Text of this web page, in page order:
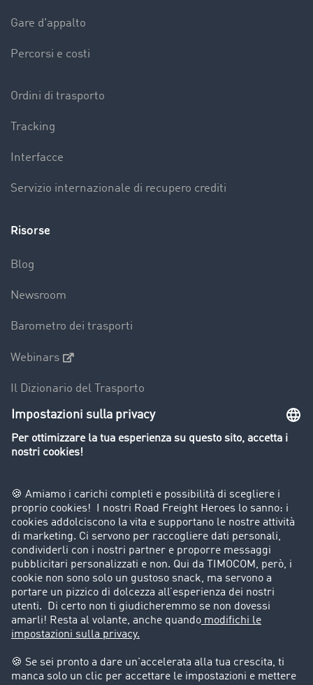
Gare d'appalto
Percorsi e costi
Ordini di trasporto
Tracking
Interfacce
Servizio internazionale di recupero crediti
Risorse
Blog
Newsroom
Barometro dei trasporti
Webinars
Il Dizionario del Trasporto
Panoramica della borsa di carichi
Divieti di circolazione per mezzi pesanti
Azienda
Porta un nuovo cliente
Storie di successo
Informazioni legali
Note legali
Trattamento dei dati